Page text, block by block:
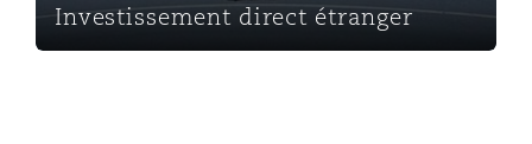
Investissement direct étranger